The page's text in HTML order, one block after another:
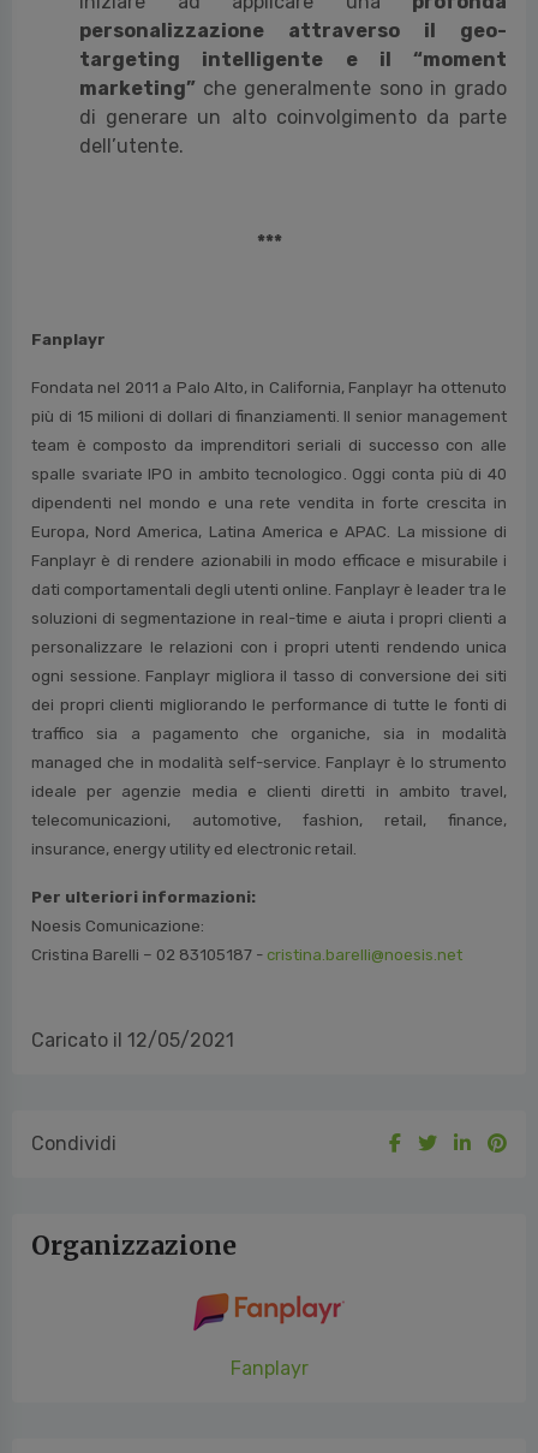
personalizzazione attraverso il geo-
targeting intelligente e il “moment
marketing” che generalmente sono in grado
di generare un alto coinvolgimento da parte
dell’utente.
***
Fanplayr
Fondata nel 2011 a Palo Alto, in California, Fanplayr ha ottenuto
più di 15 milioni di dollari di finanziamenti. Il senior management
team è composto da imprenditori seriali di successo con alle
spalle svariate IPO in ambito tecnologico. Oggi conta più di 40
dipendenti nel mondo e una rete vendita in forte crescita in
Europa, Nord America, Latina America e APAC. La missione di
Fanplayr è di rendere azionabili in modo efficace e misurabile i
dati comportamentali degli utenti online. Fanplayr è leader tra le
soluzioni di segmentazione in real-time e aiuta i propri clienti a
personalizzare le relazioni con i propri utenti rendendo unica
ogni sessione. Fanplayr migliora il tasso di conversione dei siti
dei propri clienti migliorando le performance di tutte le fonti di
traffico sia a pagamento che organiche, sia in modalità
managed che in modalità self-service. Fanplayr è lo strumento
ideale per agenzie media e clienti diretti in ambito travel,
telecomunicazioni, automotive, fashion, retail, finance,
insurance, energy utility ed electronic retail.
Per ulteriori informazioni:
Noesis Comunicazione:
Cristina Barelli – 02 83105187 - cristina.barelli@noesis.net
Caricato il 12/05/2021
Condividi
Organizzazione
Fanplayr